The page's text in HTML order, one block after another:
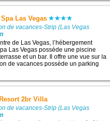
Las Vegas
de vacances-Strip (Las Vegas
de Las Vegas, l’hébergement
Las Vegas possède une piscine
et un bar. Il offre une vue sur la
de vacances possède un parking
2br Villa
de vacances-Strip (Las Vegas